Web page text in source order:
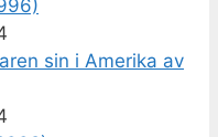
sin i Amerika av